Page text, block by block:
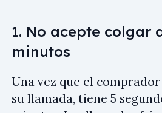
1. No acepte colgar
minutos
Una vez que el
su llamada, tiene 5